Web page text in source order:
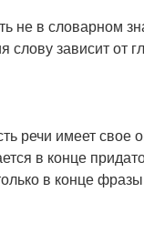
не в словарном
зависит
речи имеет
в конце
в конце